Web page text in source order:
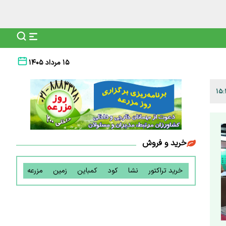
۱۵ مرداد ۱۴۰۵
خرید و فروش
خرید تراکتور نشا کود کمباین زمین مزرعه